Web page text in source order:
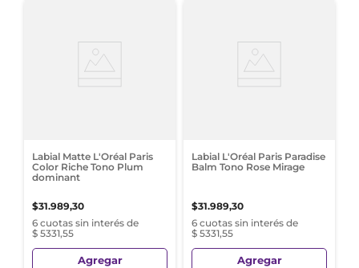
Labial Matte L'Oréal Paris
Color Riche Tono Plum
dominant
$31.989,30
6 cuotas sin interés de
$ 5331,55
Agregar
Labial L'Oréal Paris Paradise
Balm Tono Rose Mirage
$31.989,30
6 cuotas sin interés de
$ 5331,55
Agregar